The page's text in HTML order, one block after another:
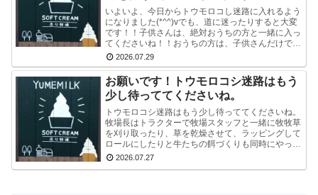
いよいよ、今日からトウモロコし迷路に入れるよう
になりました(*^^)vでも、道に迷ったりすると大変
です！！子供さんは、絶対おうちの方と一緒に入っ
てくださいね！！おうちの方は、子供さんだけで迷
路にはいかせないでくださいね！！よろしくおねが
2026.07.29
お願いです！トウモロコシ迷路はもう
少し待っててくださいね。
トウモロコシ迷路はもう少し待っててくださいね。
牧場長はトラクターで牧場スタッフと一緒に牧牧草
を刈り取ったり、草を乾燥させて、ラッピングして
ロールにしたりと牛たちの餌づくりも同時にやって
いるので、看板を立て切れていないんです。今はま
2026.07.27